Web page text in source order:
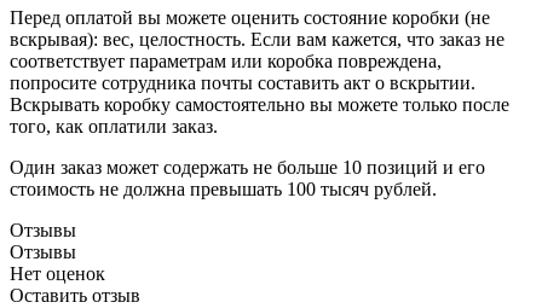
Перед оплатой вы можете оценить состояние коробки (не
вскрывая): вес, целостность. Если вам кажется, что заказ не
соответствует параметрам или коробка повреждена,
попросите сотрудника почты составить акт о вскрытии.
Вскрывать коробку самостоятельно вы можете только после
того, как оплатили заказ.
Один заказ может содержать не больше 10 позиций и его
стоимость не должна превышать 100 тысяч рублей.
Отзывы
Отзывы
Нет оценок
Оставить отзыв